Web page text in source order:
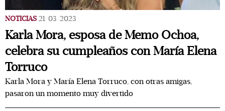
NOTICIAS 21/03/2023
Karla Mora, esposa de Memo Ochoa,
celebra su cumpleaños con María Elena
Torruco
Karla Mora y María Elena Torruco, con otras amigas,
pasaron un momento muy divertido